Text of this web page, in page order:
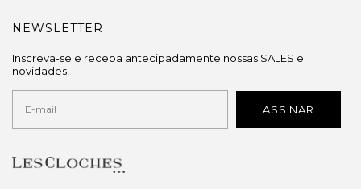
NEWSLETTER
Inscreva-se e receba antecipadamente nossas SALES e
novidades!